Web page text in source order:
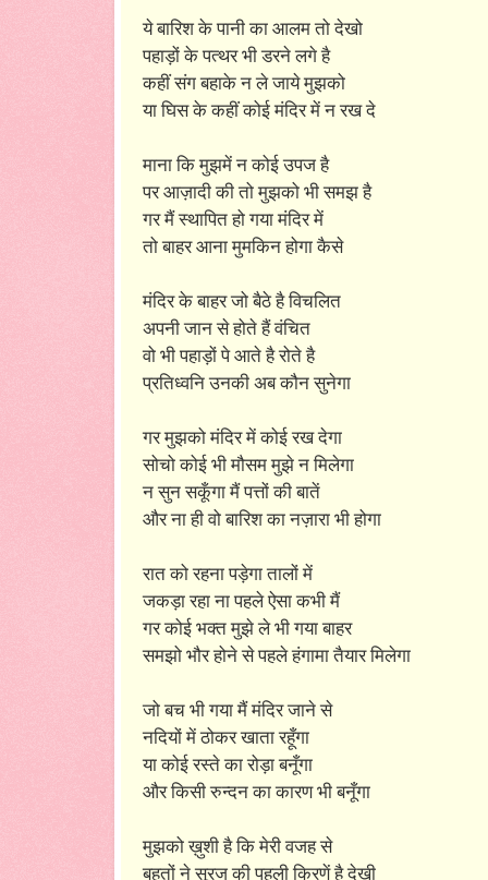
ये बारिश के पानी का आलम तो देखो
पहाड़ों के पत्थर भी डरने लगे है
कहीं संग बहाके न ले जाये मुझको
या घिस के कहीं कोई मंदिर में न रख दे
माना कि मुझमें न कोई उपज है
पर आज़ादी की तो मुझको भी समझ है
गर मैं स्थापित हो गया मंदिर में
तो बाहर आना मुमकिन होगा कैसे
मंदिर के बाहर जो बैठे है विचलित
अपनी जान से होते हैं वंचित
वो भी पहाड़ों पे आते है रोते है
प्रतिध्वनि उनकी अब कौन सुनेगा
गर मुझको मंदिर में कोई रख देगा
सोचो कोई भी मौसम मुझे न मिलेगा
न सुन सकूँगा मैं पत्तों की बातें
और ना ही वो बारिश का नज़ारा भी होगा
रात को रहना पड़ेगा तालों में
जकड़ा रहा ना पहले ऐसा कभी मैं
गर कोई भक्त मुझे ले भी गया बाहर
समझो भौर होने से पहले हंगामा तैयार मिलेगा
जो बच भी गया मैं मंदिर जाने से
नदियों में ठोकर खाता रहूँगा
या कोई रस्ते का रोड़ा बनूँगा
और किसी रुन्दन का कारण भी बनूँगा
मुझको ख़ुशी है कि मेरी वजह से
बहुतों ने सूरज की पहली किरणें है देखी